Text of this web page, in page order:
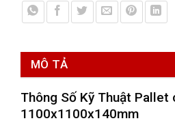
MÔ TẢ
Thông Số Kỹ Thuật Pallet
1100x1100x140mm